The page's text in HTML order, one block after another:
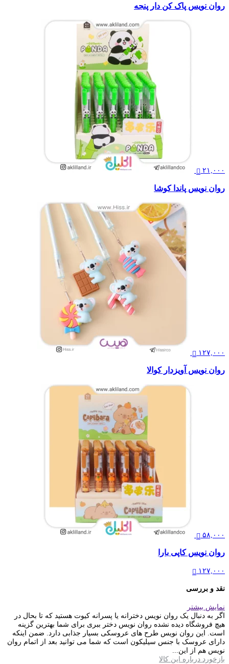
روان نویس پاک کن دار پنجه
۲۱,۰۰۰
روان نویس پاندا کوشا
۱۲۷,۰۰۰
روان نویس آویزدار کوالا
۵۸,۰۰۰
روان نویس کاپی بارا
۱۲۷,۰۰۰
نقد و بررسی
نمایش بیشتر
اگر به دنبال یک روان نویس دخترانه یا پسرانه کیوت هستید که تا بحال در
هیچ فروشگاه دیده نشده روان نویس دختر ببری برای شما بهترین گزینه
است. این روان نویس طرح های عروسکی بسیار جذابی دارد. ضمن اینکه
دارای عروسک با جنس سیلیکون است که شما می توانید بعد از اتمام روان
نویس هم از این...
بازخورد درباره این کالا